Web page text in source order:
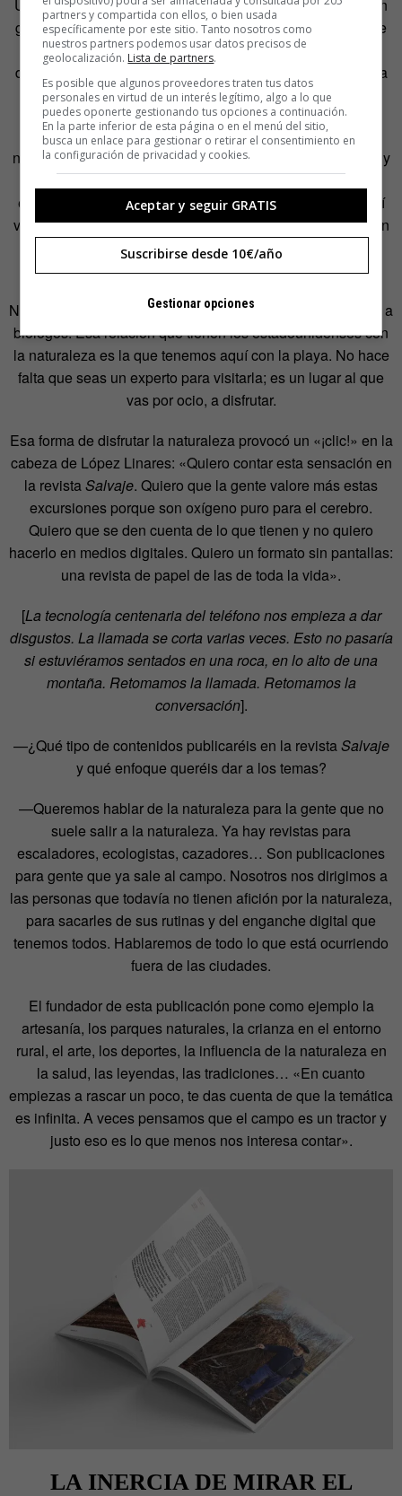
Univisión, le daba vueltas a varios temas. Llevaba años en
grandes corporaciones y no me sentía muy a gusto porque
ahí no puedes dar personalidad al producto al que te
dedicas. A la vez, estaba muy saturado de lo digital: de ir a
por el clic, de buscarengagement…
Para quitarnos el estrés empecé a viajar por parques
naturales y ahí me di cuenta de que hay una diferencia muy
grande entre la forma en la que los españoles y los
estadounidenses nos relacionamos con la naturaleza. Allí
van cientos de autobuses de jubilados a ver el Gran Cañón
del Colorado, hay cientos de excursiones, alaban su
naturaleza… En España no hay nada parecido.
No se trata Doñana como un lugar de ocio; solo le interesa a
biólogos. Esa relación que tienen los estadounidenses con
la naturaleza es la que tenemos aquí con la playa. No hace
falta que seas un experto para visitarla; es un lugar al que
vas por ocio, a disfrutar.
Esa forma de disfrutar la naturaleza provocó un «¡clic!» en la
cabeza de López Linares: «Quiero contar esta sensación en
la revistaSalvaje. Quiero que la gente valore más estas
excursiones porque son oxígeno puro para el cerebro.
Quiero que se den cuenta de lo que tienen y no quiero
hacerlo en medios digitales. Quiero un formato sin pantallas:
una revista de papel de las de toda la vida».
[La tecnología centenaria del teléfono nos empieza a dar
disgustos. La llamada se corta varias veces. Esto no pasaría
si estuviéramos sentados en una roca, en lo alto de una
montaña. Retomamos la llamada. Retomamos la
conversación].
—¿Qué tipo de contenidos publicaréis en la revistaSalvaje
y qué enfoque queréis dar a los temas?
—Queremos hablar de la naturaleza para la gente que no
suele salir a la naturaleza. Ya hay revistas para
escaladores, ecologistas, cazadores… Son publicaciones
para gente que ya sale al campo. Nosotros nos dirigimos a
las personas que todavía no tienen afición por la naturaleza,
para sacarles de sus rutinas y del enganche digital que
tenemos todos. Hablaremos de todo lo que está ocurriendo
fuera de las ciudades.
El fundador de esta publicación pone como ejemplo la
artesanía, los parques naturales, la crianza en el entorno
rural, el arte, los deportes, la influencia de la naturaleza en
la salud, las leyendas, las tradiciones… «En cuanto
empiezas a rascar un poco, te das cuenta de que la temática
es infinita. A veces pensamos que el campo es un tractor y
justo eso es lo que menos nos interesa contar».
LA INERCIA DE MIRAR EL
partners y compartida con ellos, o bien usada
específicamente por este sitio. Tanto nosotros como
nuestros partners podemos usar datos precisos de
geolocalización. Lista de partners.
Es posible que algunos proveedores traten tus datos
personales en virtud de un interés legítimo, algo a lo que
puedes oponerte gestionando tus opciones a continuación.
En la parte inferior de esta página o en el menú del sitio,
busca un enlace para gestionar o retirar el consentimiento en
la configuración de privacidad y cookies.
Aceptar y seguir GRATIS
Suscribirse desde 10€/año
Gestionar opciones